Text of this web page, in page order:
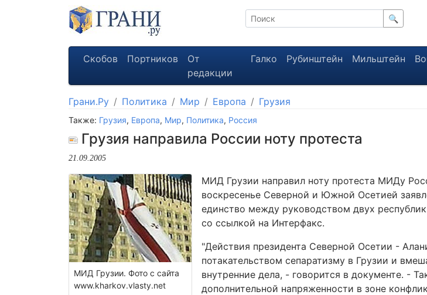
🔍
Скобов Портников
От
редакции
Галко Рубинштейн Мильштейн
Грани.Ру Политика Мир Европа Грузия
Также: Грузия, Европа, Мир, Политика, Россия
Грузия направила России ноту протеста
21.09.2005
МИД Грузии. Фото с сайта
www.kharkov.vlasty.net
МИД Грузии направил ноту протеста МИДу
воскресенье Северной и Южной Осетией
единство между руководством двух
со ссылкой на Интерфакс.
"Действия президента Северной Осетии -
потакательством сепаратизму в Грузии и
внутренние дела, - говорится в документе. -
дополнительной напряженности в зоне